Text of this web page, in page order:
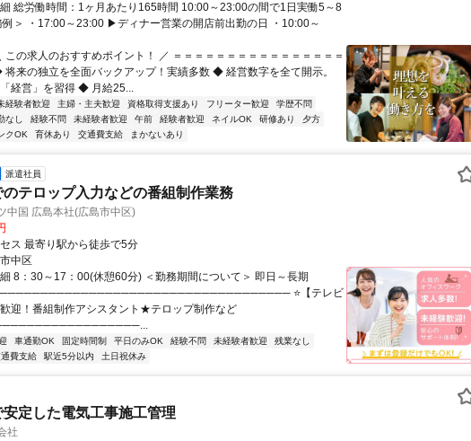
総労働時間：1ヶ月あたり165時間 10:00～23:00の間で1日実働5～8
例＞ ・17:00～23:00 ▶ディナー営業の開店前出勤の日 ・10:00～
この求人のおすすめポイント！ ／ ＝＝＝＝＝＝＝＝＝＝＝＝＝＝＝＝
将来の独立を全面バックアップ！実績多数 ◆ 経営数字を全て開示。
経営」を習得 ◆ 月給25...
経験者歓迎 主婦・主夫歓迎 資格取得支援あり フリーター歓迎
学歴不問
なし 経験不問 未経験者歓迎 午前 経験者歓迎 ネイルOK 研修あり
夕方
クOK 育休あり 交通費支給 まかないあり
派遣社員
のテロップ入力などの番組制作業務
中国 広島本社(広島市中区)
ス 最寄り駅から徒歩で5分
中区
8：30～17：00(休憩60分) ＜勤務期間について＞ 即日～長期
⭐【テレビ
迎！番組制作アシスタント★テロップ制作など
車通勤OK 固定時間制 平日のみOK 経験不問 未経験者歓迎
残業なし
費支給 駅近5分以内 土日祝休み
定した電気工事施工管理
社